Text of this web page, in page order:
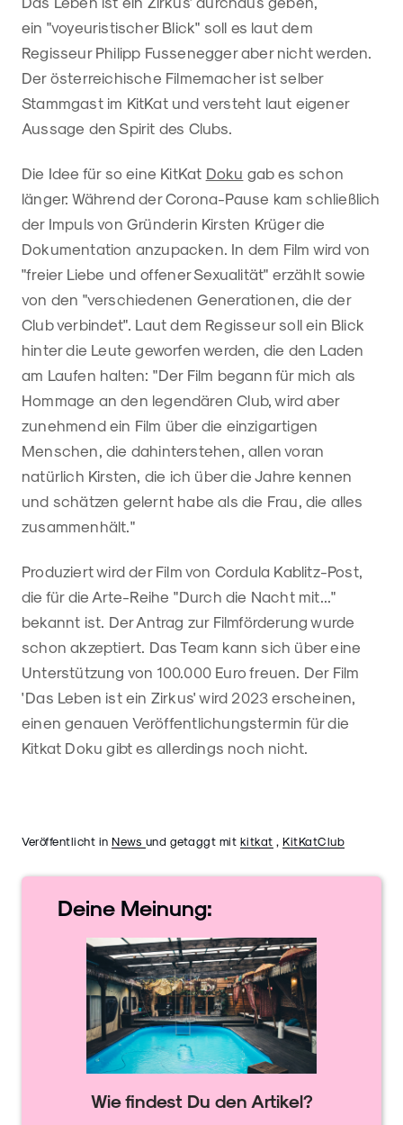
ein "voyeuristischer Blick" soll es laut dem
Regisseur Philipp Fussenegger aber nicht werden.
Der österreichische Filmemacher ist selber
Stammgast im KitKat und versteht laut eigener
Aussage den Spirit des Clubs.
Die Idee für so eine KitKat Doku gab es schon
länger: Während der Corona-Pause kam schließlich
der Impuls von Gründerin Kirsten Krüger die
Dokumentation anzupacken. In dem Film wird von
"freier Liebe und offener Sexualität" erzählt sowie
von den "verschiedenen Generationen, die der
Club verbindet". Laut dem Regisseur soll ein Blick
hinter die Leute geworfen werden, die den Laden
am Laufen halten: "Der Film begann für mich als
Hommage an den legendären Club, wird aber
zunehmend ein Film über die einzigartigen
Menschen, die dahinterstehen, allen voran
natürlich Kirsten, die ich über die Jahre kennen
und schätzen gelernt habe als die Frau, die alles
zusammenhält."
Produziert wird der Film von Cordula Kablitz-Post,
die für die Arte-Reihe "Durch die Nacht mit..."
bekannt ist. Der Antrag zur Filmförderung wurde
schon akzeptiert. Das Team kann sich über eine
Unterstützung von 100.000 Euro freuen. Der Film
'Das Leben ist ein Zirkus' wird 2023 erscheinen,
einen genauen Veröffentlichungstermin für die
Kitkat Doku gibt es allerdings noch nicht.
Veröffentlicht in News und getaggt mit kitkat KitKatClub
Deine Meinung:
Wie findest Du den Artikel?